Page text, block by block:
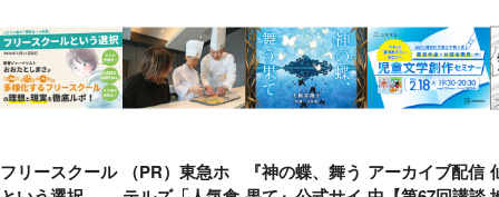
フリースクール
（PR）東急ホ
『神の蝶、舞う アーカイブ配信